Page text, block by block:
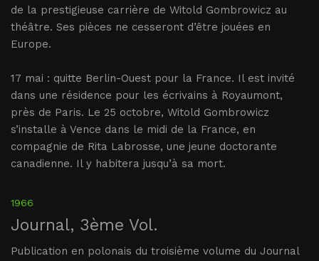
de la prestigieuse carrière de Witold Gombrowicz au
théâtre. Ses pièces ne cesseront d’être jouées en
Europe.
17 mai : quitte Berlin-Ouest pour la France. Il est invité
dans une résidence pour les écrivains à Royaumont,
près de Paris. Le 25 octobre, Witold Gombrowicz
s’installe à Vence dans le midi de la France, en
compagnie de Rita Labrosse, une jeune doctorante
canadienne. Il y habitera jusqu’à sa mort.
1966
Journal, 3ème Vol.
Publication en polonais du troisième volume du Journal